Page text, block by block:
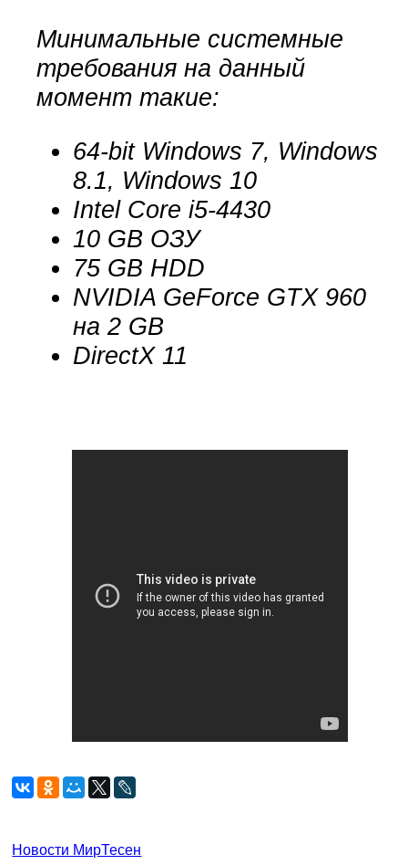
Минимальные системные
требования на данный
момент такие:
64-bit Windows 7, Windows
8.1, Windows 10
Intel Core i5-4430
10 GB ОЗУ
75 GB HDD
NVIDIA GeForce GTX 960
на 2 GB
DirectX 11
Новости МирТесен